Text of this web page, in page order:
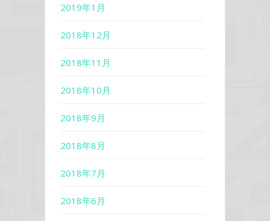
2019年1月
2018年12月
2018年11月
2018年10月
2018年9月
2018年8月
2018年7月
2018年6月